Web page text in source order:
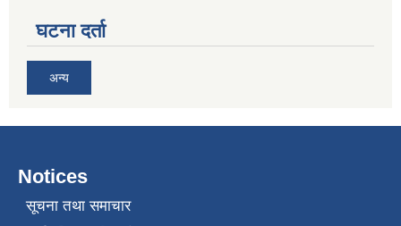
घटना दर्ता
अन्य
Notices
सूचना तथा समाचार